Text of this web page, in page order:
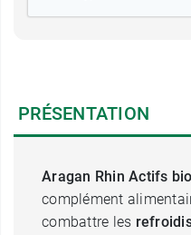
PRÉSENTATION
Aragan Rhin Actifs
complément
combattre les